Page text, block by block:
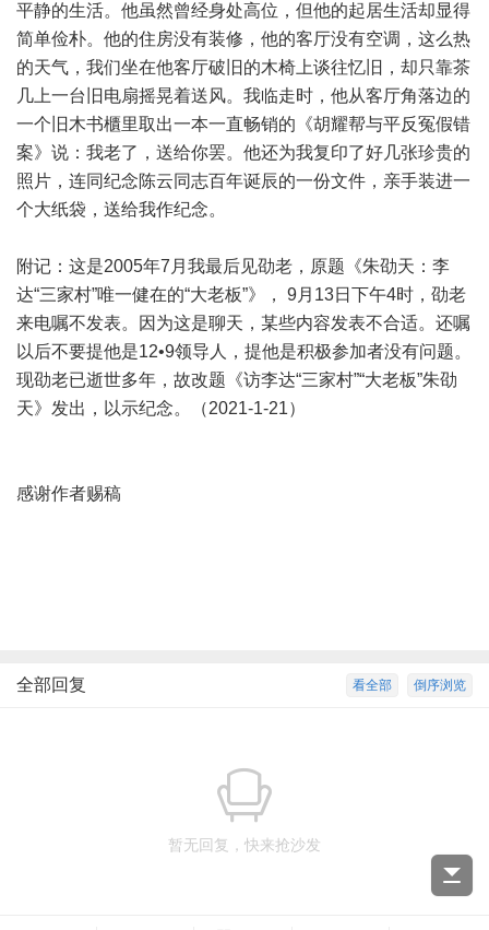
平静的生活。他虽然曾经身处高位，但他的起居生活却显得
简单俭朴。他的住房没有装修，他的客厅没有空调，这么热
的天气，我们坐在他客厅破旧的木椅上谈往忆旧，却只靠茶
几上一台旧电扇摇晃着送风。我临走时，他从客厅角落边的
一个旧木书櫃里取出一本一直畅销的《胡耀帮与平反冤假错
案》说：我老了，送给你罢。他还为我复印了好几张珍贵的
照片，连同纪念陈云同志百年诞辰的一份文件，亲手装进一
个大纸袋，送给我作纪念。
附记：这是2005年7月我最后见劭老，原题《朱劭天：李
达“三家村”唯一健在的“大老板”》， 9月13日下午4时，劭老
来电嘱不发表。因为这是聊天，某些内容发表不合适。还嘱
以后不要提他是12•9领导人，提他是积极参加者没有问题。
现劭老已逝世多年，故改题《访李达“三家村”“大老板”朱劭
天》发出，以示纪念。（2021-1-21）
感谢作者赐稿
倒序浏览
看全部
全部回复
暂无回复，快来抢沙发